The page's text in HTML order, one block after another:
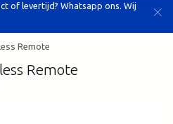
of levertijd? Whatsapp ons. Wij
Remote
Remote